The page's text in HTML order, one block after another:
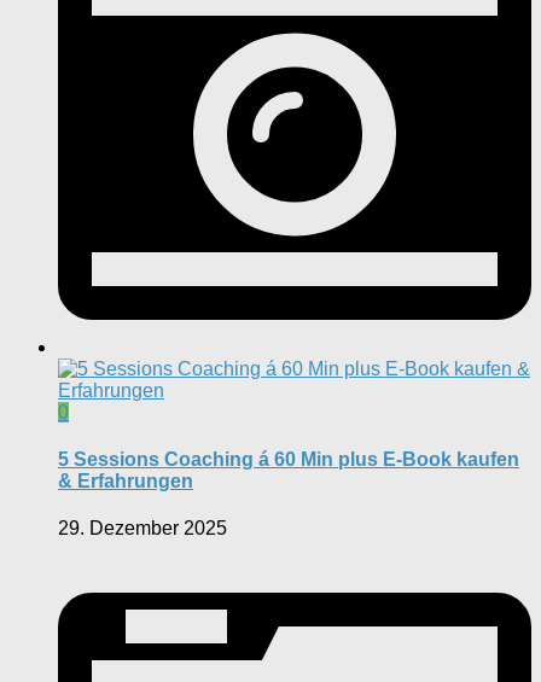
0
5 Sessions Coaching á 60 Min plus E-Book kaufen
& Erfahrungen
29. Dezember 2025